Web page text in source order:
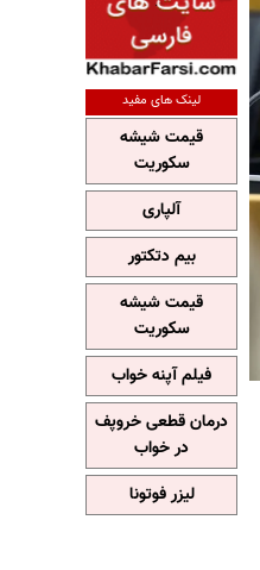
لینک های مفید
قیمت شیشه
سکوریت
آلپاری
بیم دتکتور
قیمت شیشه
سکوریت
فیلم آپنه خواب
درمان قطعی خروپف
در خواب
لیزر فوتونا